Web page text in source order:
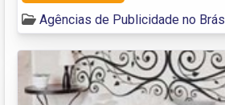
Agências de Publicidade no Brás